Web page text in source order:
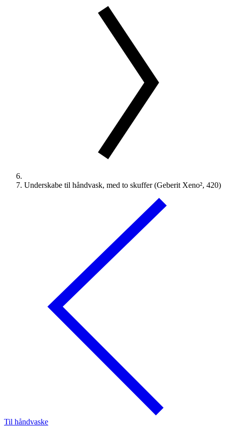
Underskabe til håndvask, med to skuffer (Geberit Xeno², 420)
Til håndvaske